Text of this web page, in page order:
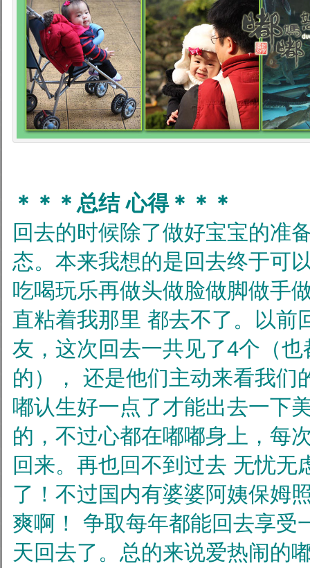
＊＊＊总结 心得＊＊＊
回去的时候除了做好宝宝的准
态。本来我想的是回去终于可
吃喝玩乐再做头做脸做脚做手
直粘着我那里 都去不了。以前
友，这次回去一共见了4个（也
的）， 还是他们主动来看我们
嘟认生好一点了才能出去一下
的，不过心都在嘟嘟身上，每
回来。再也回不到过去 无忧无
了！不过国内有婆婆阿姨保姆
爽啊！ 争取每年都能回去享受
天回去了。总的来说爱热闹的